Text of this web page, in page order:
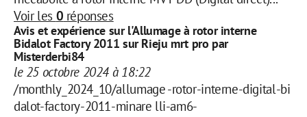
Voir les 0 réponses
Avis et expérience sur l'Allumage à rotor interne
Bidalot Factory 2011 sur Rieju mrt pro par
Misterderbi84
le 25 octobre 2024 à 18:22
/monthly_2024_10/allumage -rotor-interne-digital-bi
dalot-factory-2011-minare lli-am6-